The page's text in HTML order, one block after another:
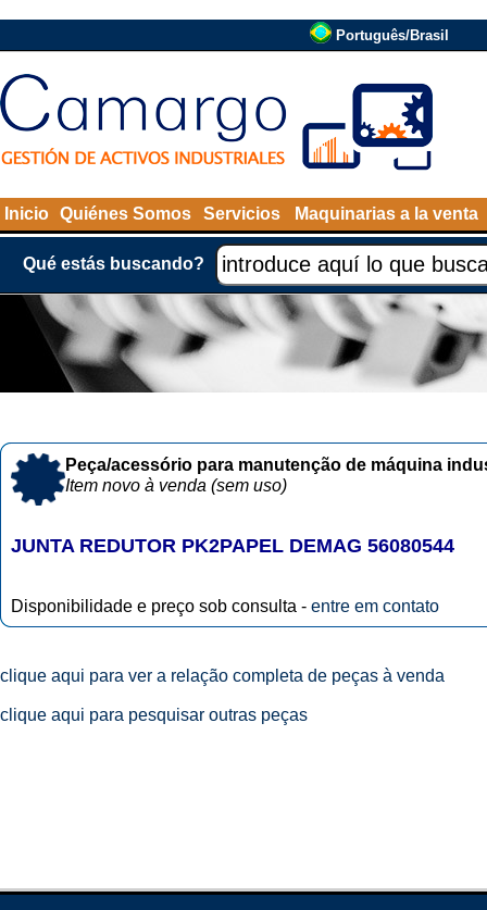
Português/Brasil
Inicio Quiénes Somos Servicios Maquinarias a la venta
Qué estás buscando?
Peça/acessório para manutenção de máquina
Item novo à venda (sem uso)
JUNTA REDUTOR PK2PAPEL DEMAG 56080544
Disponibilidade e preço sob consulta - entre em contato
clique aqui para ver a relação completa de peças à venda
clique aqui para pesquisar outras peças